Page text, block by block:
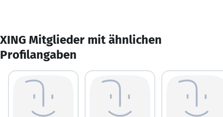
XING Mitglieder mit ähnlichen
Profilangaben